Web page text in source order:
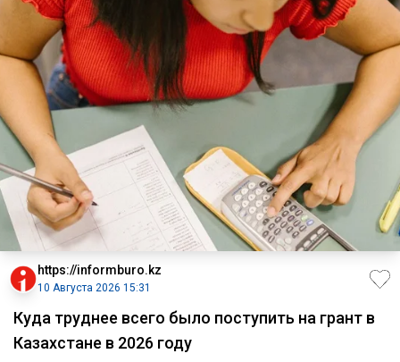
https://informburo.kz
10 Августа 2026 15:31
Куда труднее всего было поступить на грант в
Казахстане в 2026 году